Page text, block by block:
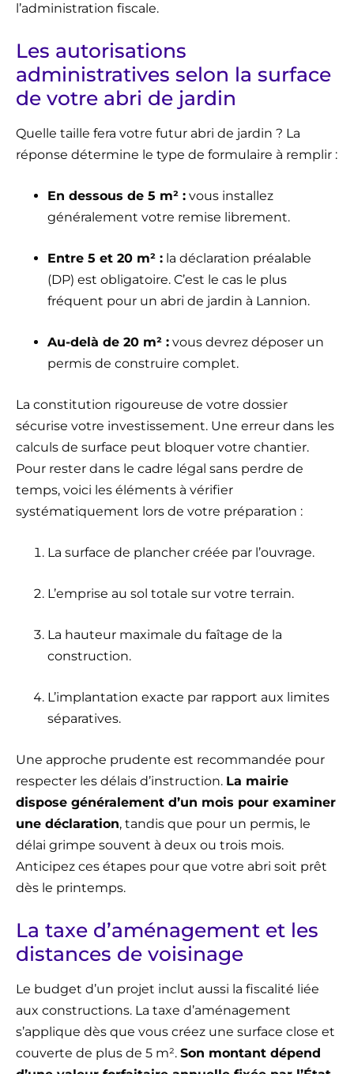
l’administration fiscale.
Les autorisations
administratives selon la surface
de votre abri de jardin
Quelle taille fera votre futur abri de jardin ? La
réponse détermine le type de formulaire à remplir :
En dessous de 5 m² : vous installez
généralement votre remise librement.
Entre 5 et 20 m² : la déclaration préalable
(DP) est obligatoire. C’est le cas le plus
fréquent pour un abri de jardin à Lannion.
Au-delà de 20 m² : vous devrez déposer un
permis de construire complet.
La constitution rigoureuse de votre dossier
sécurise votre investissement. Une erreur dans les
calculs de surface peut bloquer votre chantier.
Pour rester dans le cadre légal sans perdre de
temps, voici les éléments à vérifier
systématiquement lors de votre préparation :
La surface de plancher créée par l’ouvrage.
L’emprise au sol totale sur votre terrain.
La hauteur maximale du faîtage de la
construction.
L’implantation exacte par rapport aux limites
séparatives.
Une approche prudente est recommandée pour
respecter les délais d’instruction. La mairie
dispose généralement d’un mois pour examiner
une déclaration, tandis que pour un permis, le
délai grimpe souvent à deux ou trois mois.
Anticipez ces étapes pour que votre abri soit prêt
dès le printemps.
La taxe d’aménagement et les
distances de voisinage
Le budget d’un projet inclut aussi la fiscalité liée
aux constructions. La taxe d’aménagement
s’applique dès que vous créez une surface close et
couverte de plus de 5 m². Son montant dépend